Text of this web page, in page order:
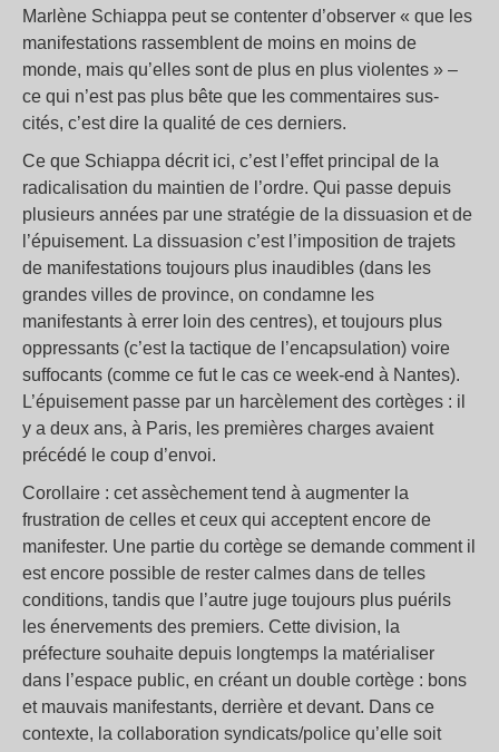
Marlène Schiappa peut se contenter d’observer « que les
manifestations rassemblent de moins en moins de
monde, mais qu’elles sont de plus en plus violentes » –
ce qui n’est pas plus bête que les commentaires sus-
cités, c’est dire la qualité de ces derniers.
Ce que Schiappa décrit ici, c’est l’effet principal de la
radicalisation du maintien de l’ordre. Qui passe depuis
plusieurs années par une stratégie de la dissuasion et de
l’épuisement. La dissuasion c’est l’imposition de trajets
de manifestations toujours plus inaudibles (dans les
grandes villes de province, on condamne les
manifestants à errer loin des centres), et toujours plus
oppressants (c’est la tactique de l’encapsulation) voire
suffocants (comme ce fut le cas ce week-end à Nantes).
L’épuisement passe par un harcèlement des cortèges : il
y a deux ans, à Paris, les premières charges avaient
précédé le coup d’envoi.
Corollaire : cet assèchement tend à augmenter la
frustration de celles et ceux qui acceptent encore de
manifester. Une partie du cortège se demande comment il
est encore possible de rester calmes dans de telles
conditions, tandis que l’autre juge toujours plus puérils
les énervements des premiers. Cette division, la
préfecture souhaite depuis longtemps la matérialiser
dans l’espace public, en créant un double cortège : bons
et mauvais manifestants, derrière et devant. Dans ce
contexte, la collaboration syndicats/police qu’elle soit